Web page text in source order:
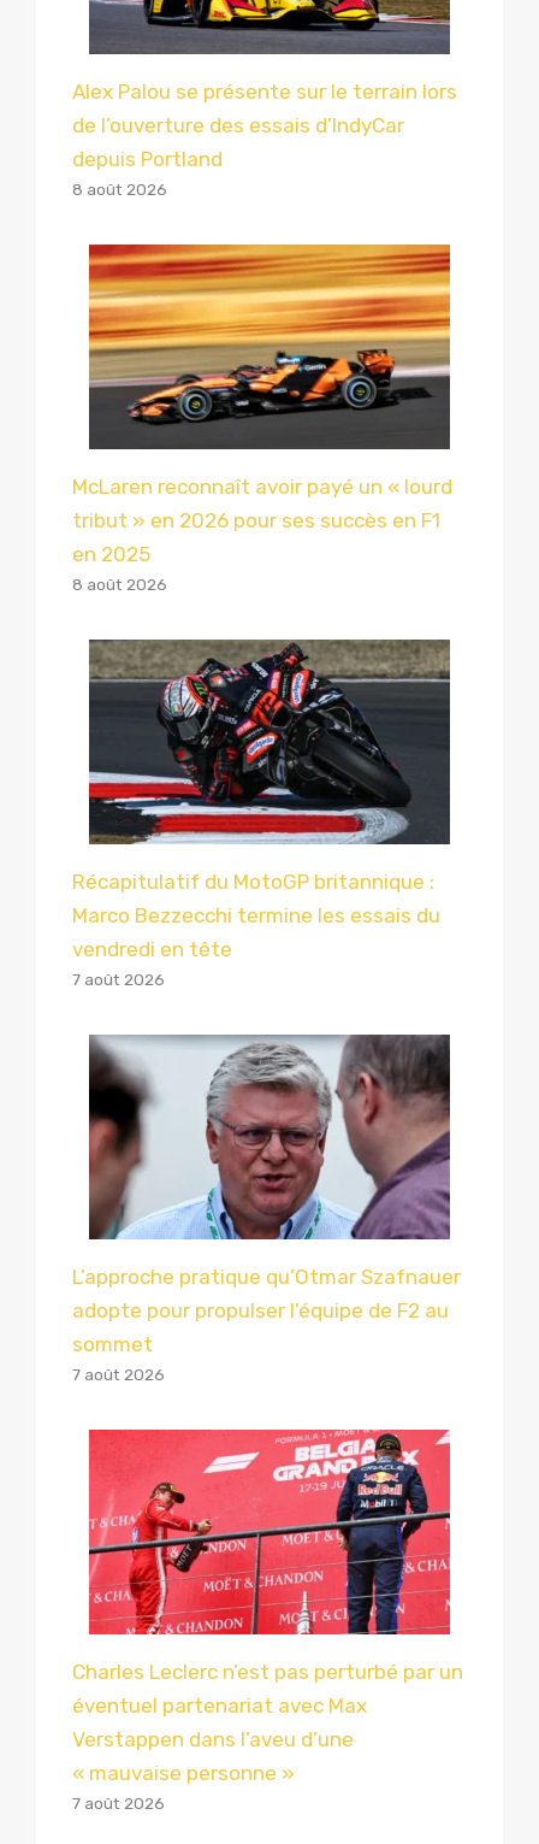
Alex Palou se présente sur le terrain lors
de l’ouverture des essais d’IndyCar
depuis Portland
8 août 2026
McLaren reconnaît avoir payé un « lourd
tribut » en 2026 pour ses succès en F1
en 2025
8 août 2026
Récapitulatif du MotoGP britannique :
Marco Bezzecchi termine les essais du
vendredi en tête
7 août 2026
L’approche pratique qu’Otmar Szafnauer
adopte pour propulser l’équipe de F2 au
sommet
7 août 2026
Charles Leclerc n’est pas perturbé par un
éventuel partenariat avec Max
Verstappen dans l’aveu d’une
« mauvaise personne »
7 août 2026